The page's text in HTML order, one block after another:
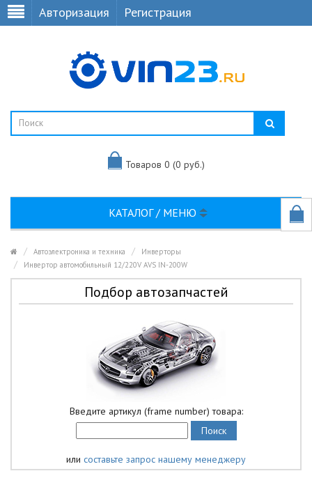
Авторизация Регистрация
Товаров 0 (0 руб.)
КАТАЛОГ / МЕНЮ
Автоэлектроника и техника
Инверторы
Инвертор автомобильный 12/220V AVS IN-200W
Подбор автозапчастей
Введите артикул (frame number) товара:
или составьте запрос нашему менеджеру